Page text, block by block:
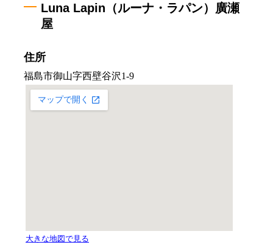
Luna Lapin（ルーナ・ラパン）廣瀬
屋
住所